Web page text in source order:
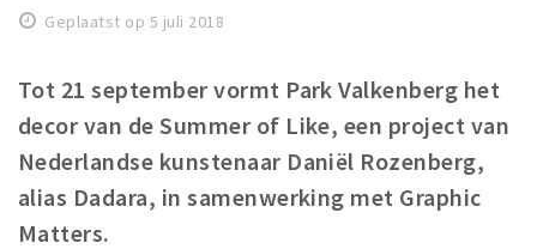
Parkeren
Bezienswaardigheden
Musea, theaters & podia
Uitjes & activiteiten
Toeristische routes
Geplaatst op 5 juli 2018
Tot 21 september vormt Park Valkenberg het
decor van de Summer of Like, een project van
Nederlandse kunstenaar Daniël Rozenberg,
alias Dadara, in samenwerking met Graphic
Matters.